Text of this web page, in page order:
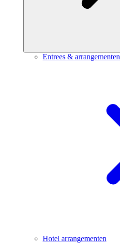
Entrees & arrangementen
Hotel arrangementen